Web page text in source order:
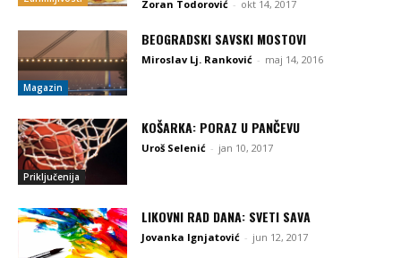
Zoran Todorović - okt 14, 2017
Magazin
BEOGRADSKI SAVSKI MOSTOVI
Miroslav Lj. Ranković - maj 14, 2016
Priključenija
KOŠARKA: PORAZ U PANČEVU
Uroš Selenić - jan 10, 2017
LIKOVNI RAD DANA: SVETI SAVA
Jovanka Ignjatović - jun 12, 2017